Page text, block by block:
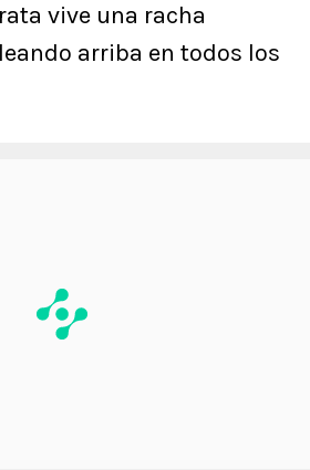
vive una racha
arriba en todos los